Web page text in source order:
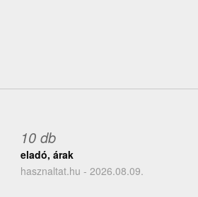
10 db
eladó, árak
hasznaltat.hu - 2026.08.09.